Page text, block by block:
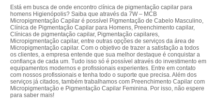
Está em busca de onde encontro clínica de pigmentação capilar para
homens Higienópolis? Saiba que através da 7W – MCB
Micropigmentação Capilar é possível Pigmentação de Cabelo Masculino,
Clínica de Pigmentação Capilar para Homens, Preenchimento capilar,
Clínicas de pigmentação capilar, Pigmentação capilares,
Micropigmentação capilar, entre outras opções de serviços da área de
Micropigmentação capilar. Com o objetivo de trazer a satisfação a todos
os clientes, a empresa entende que sua melhor destaque é conquistar a
confiança de cada um. Tudo isso só é possível através do investimento em
equipamentos modernos e profissionais experientes. Entre em contato
com nossos profissionais e tenha todo o suporte que precisa. Além dos
serviços já citados, também trabalhamos com Preenchimento Capilar com
Micropigmentação e Pigmentação Capilar Feminina. Por isso, não espere
para saber mais!